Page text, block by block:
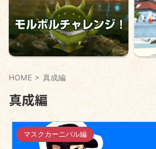
HOME > 真成編
真成編
マスクカーニバル編